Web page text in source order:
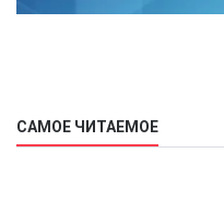
САМОЕ ЧИТАЕМОЕ